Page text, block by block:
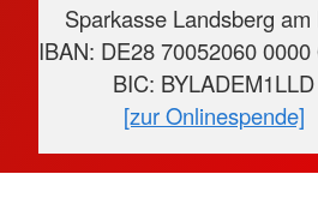
Sparkasse Landsberg am
IBAN: DE28 70052060
BIC: BYLADEM1LLD
[zur Onlinespende]